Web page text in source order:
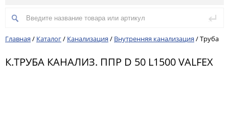
Главная / Каталог/ Канализация / Внутренняя канализация /Труба
К.ТРУБА КАНАЛИЗ. ППР D 50 L1500 VALFEX